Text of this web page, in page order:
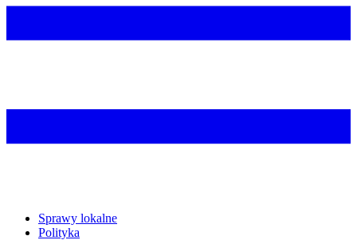
Sprawy lokalne
Polityka